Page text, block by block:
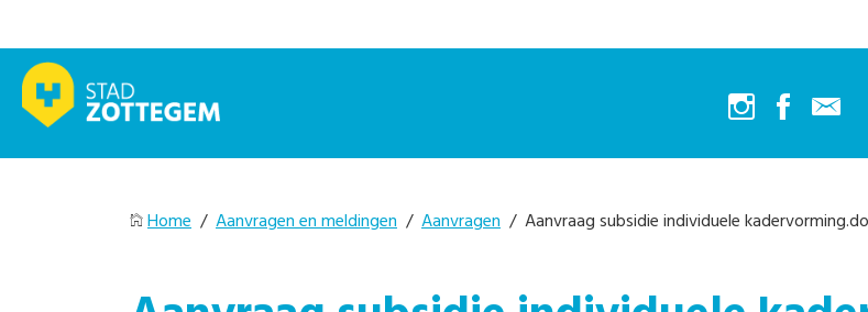
Home / Aanvragen en meldingen / Aanvragen / Aanvraag subsidie individuele